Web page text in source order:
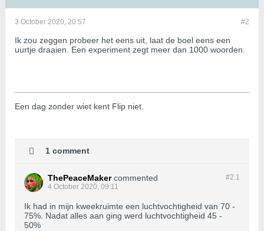
#2
3 October 2020, 20:57
Ik zou zeggen probeer het eens uit, laat de boel eens een
uurtje draaien. Een experiment zegt meer dan 1000 woorden.
Een dag zonder wiet kent Flip niet.
1 comment
#2.1
ThePeaceMaker commented
4 October 2020, 09:11
Ik had in mijn kweekruimte een luchtvochtigheid van 70 -
75%. Nadat alles aan ging werd luchtvochtigheid 45 -
50%